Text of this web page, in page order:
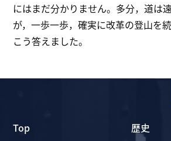
にはまだ分かりません。多分，道は
が，一歩一歩，確実に改革の登山を
こう答えました。
Top
歴史